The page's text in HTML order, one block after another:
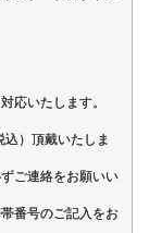
応いたします。
）頂戴いたしま
ご連絡をお願いい
番号のご記入をお